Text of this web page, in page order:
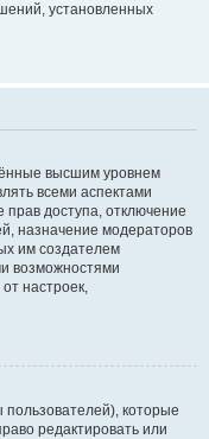
установленных
высшим уровнем
всеми аспектами
доступа, отключение
назначение модераторов
им создателем
возможностями
настроек,
которые
редактировать или